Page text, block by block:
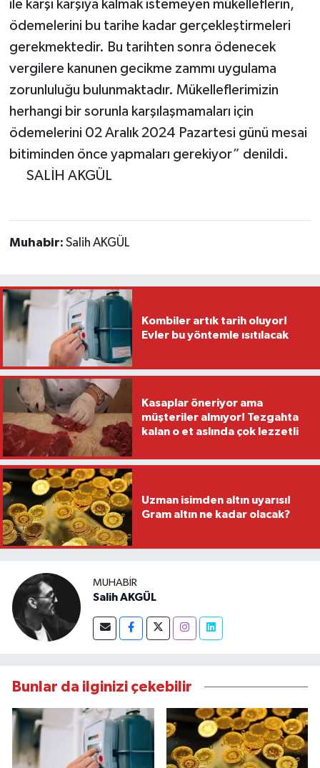
ile karşı karşıya kalmak istemeyen mükelleflerin,
ödemelerini bu tarihe kadar gerçekleştirmeleri
gerekmektedir. Bu tarihten sonra ödenecek
vergilere kanunen gecikme zammı uygulama
zorunluluğu bulunmaktadır. Mükelleflerimizin
herhangi bir sorunla karşılaşmamaları için
ödemelerini 02 Aralık 2024 Pazartesi günü mesai
bitiminden önce yapmaları gerekiyor” denildi.
SALİH AKGÜL
Muhabir: Salih AKGÜL
Kombiler artık tarih oluyor!
Evler bu yöntemle ısıtılacak
Kasaplar öneriyor ama
müşteriler almıyor! Tezgahta
kalan o et aslında çok lezzetli
Uzman isimden altın uyarısı!
Gram altın ne kadar olacak?
MUHABIR
Salih AKGÜL
Bunlar da ilginizi çekebilir